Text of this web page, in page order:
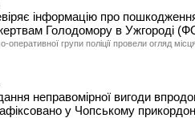
інформацію про
Голодомору в Ужгороді
оперативної групи поліції провели огляд
неправомірної вигоди
у Чопському